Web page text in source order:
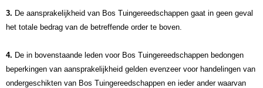
3. De aansprakelijkheid van Bos Tuingereedschappen gaat in geen geval
het totale bedrag van de betreffende order te boven.
4. De in bovenstaande leden voor Bos Tuingereedschappen bedongen
beperkingen van aansprakelijkheid gelden evenzeer voor handelingen van
ondergeschikten van Bos Tuingereedschappen en ieder ander waarvan